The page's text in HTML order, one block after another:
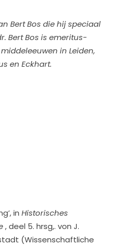
Bert Bos die hij speciaal
Bert Bos is emeritus-
in Leiden,
en Eckhart.
inHistorisches
, deel 5. hrsg,. von J.
(Wissenschaftliche